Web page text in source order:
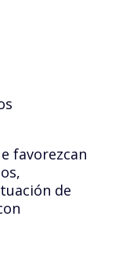
favorezcan
de